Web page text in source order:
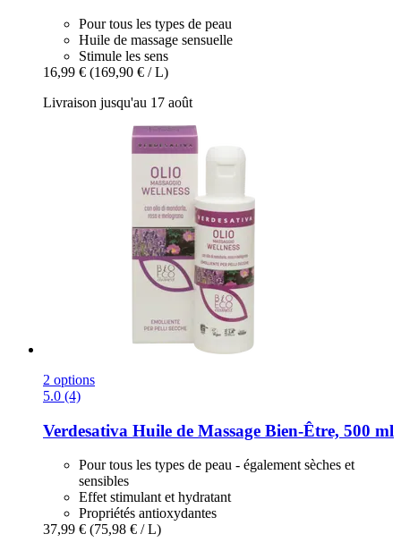
Pour tous les types de peau
Huile de massage sensuelle
Stimule les sens
16,99 € (169,90 € / L)
Livraison jusqu'au 17 août
2 options
5.0 (4)
Verdesativa Huile de Massage Bien-​Être, 500 ml
Pour tous les types de peau - également sèches et
sensibles
Effet stimulant et hydratant
Propriétés antioxydantes
37,99 € (75,98 € / L)